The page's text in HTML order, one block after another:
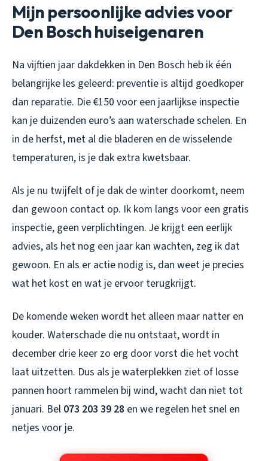
Mijn persoonlijke advies voor
Den Bosch huiseigenaren
Na vijftien jaar dakdekken in Den Bosch heb ik één
belangrijke les geleerd: preventie is altijd goedkoper
dan reparatie. Die €150 voor een jaarlijkse inspectie
kan je duizenden euro’s aan waterschade schelen. En
in de herfst, met al die bladeren en de wisselende
temperaturen, is je dak extra kwetsbaar.
Als je nu twijfelt of je dak de winter doorkomt, neem
dan gewoon contact op. Ik kom langs voor een gratis
inspectie, geen verplichtingen. Je krijgt een eerlijk
advies, als het nog een jaar kan wachten, zeg ik dat
gewoon. En als er actie nodig is, dan weet je precies
wat het kost en wat je ervoor terugkrijgt.
De komende weken wordt het alleen maar natter en
kouder. Waterschade die nu ontstaat, wordt in
december drie keer zo erg door vorst die het vocht
laat uitzetten. Dus als je waterplekken ziet of losse
pannen hoort rammelen bij wind, wacht dan niet tot
januari. Bel 073 203 39 28 en we regelen het snel en
netjes voor je.